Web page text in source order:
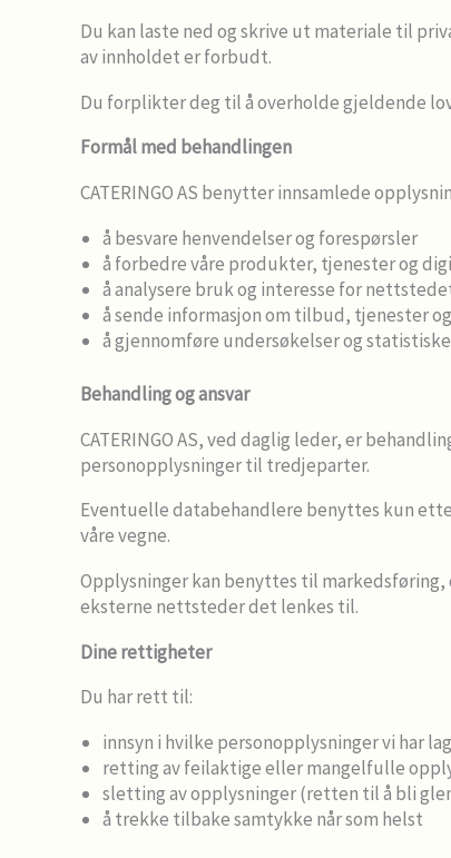
Du kan laste ned og skrive ut materiale til
av innholdet er forbudt.
Du forplikter deg til å overholde gjeldende
Formål med behandlingen
CATERINGO AS benytter innsamlede
å besvare henvendelser og forespørsler
å forbedre våre produkter, tjenester og
å analysere bruk og interesse for
å sende informasjon om tilbud, tjenester
å gjennomføre undersøkelser og
Behandling og ansvar
CATERINGO AS, ved daglig leder, er
personopplysninger til tredjeparter.
Eventuelle databehandlere benyttes kun
våre vegne.
Opplysninger kan benyttes til markedsføring,
eksterne nettsteder det lenkes til.
Dine rettigheter
Du har rett til:
innsyn i hvilke personopplysninger vi har
retting av feilaktige eller mangelfulle
sletting av opplysninger (retten til å bli
å trekke tilbake samtykke når som helst